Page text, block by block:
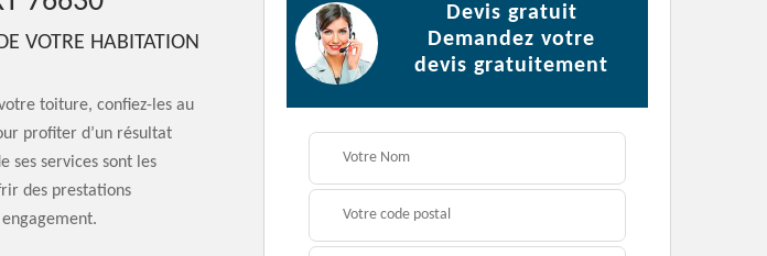
VOTRE HABITATION
toiture, confiez-les au
profiter d’un résultat
ses services sont les
des prestations
Devis gratuit
Demandez votre
devis gratuitement